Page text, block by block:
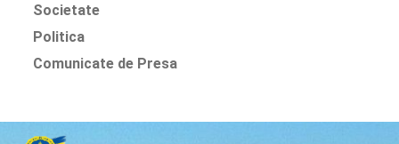
Societate
Politica
Comunicate de Presa